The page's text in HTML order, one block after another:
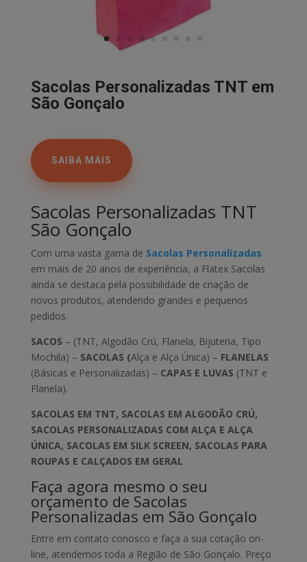
Sacolas Personalizadas TNT em
São Gonçalo
SAIBA MAIS
Sacolas Personalizadas TNT
São Gonçalo
Com uma vasta gama de Sacolas Personalizadas
em mais de 20 anos de experiência, a Flatex Sacolas
ainda se destaca pela possibilidade de criação de
novos produtos, atendendo grandes e pequenos
pedidos.
SACOS – (TNT, Algodão Crú, Flanela, Bijuteria, Tipo
Mochila) – SACOLAS (Alça e Alça Única) – FLANELAS
(Básicas e Personalizadas) – CAPAS E LUVAS (TNT e
Flanela).
SACOLAS EM TNT, SACOLAS EM ALGODÃO CRÚ,
SACOLAS PERSONALIZADAS COM ALÇA E ALÇA
ÚNICA, SACOLAS EM SILK SCREEN, SACOLAS PARA
ROUPAS E CALÇADOS EM GERAL
Faça agora mesmo o seu
orçamento de Sacolas
Personalizadas em São Gonçalo
Entre em contato conosco e faça a sua cotação on-
line, atendemos toda a Região de São Gonçalo. Preço